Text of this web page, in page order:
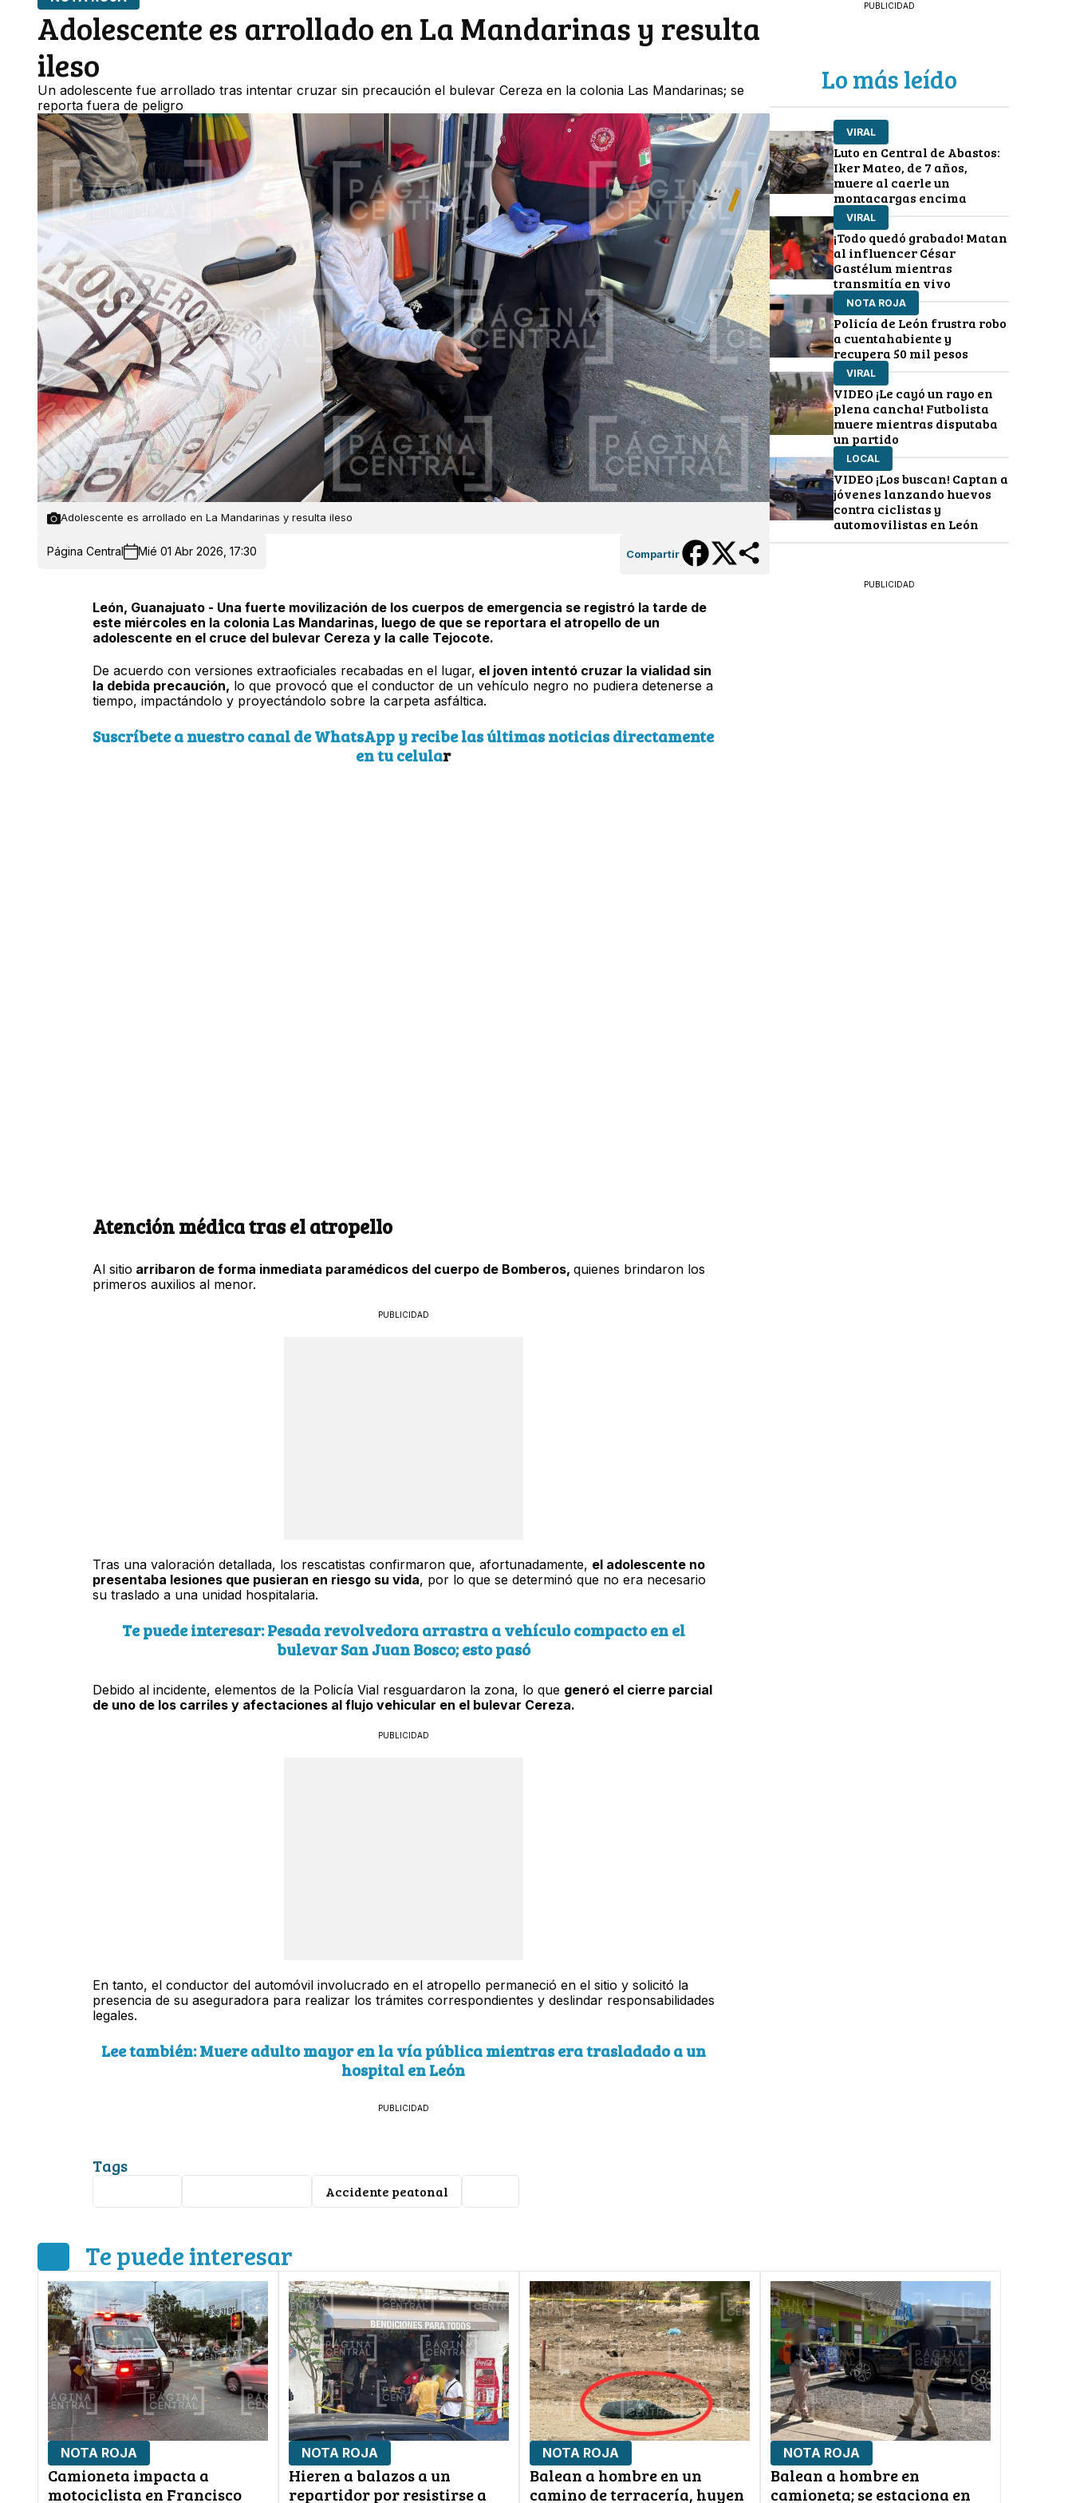
Adolescente es arrollado en La Mandarinas y resulta
ileso
Un adolescente fue arrollado tras intentar cruzar sin precaución el bulevar Cereza en la colonia Las Mandarinas; se
reporta fuera de peligro
Adolescente es arrollado en La Mandarinas y resulta ileso
Página Central Mié 01 Abr 2026, 17:30 Compartir
León, Guanajuato - Una fuerte movilización de los cuerpos de emergencia se registró la tarde de
este miércoles en la colonia Las Mandarinas, luego de que se reportara el atropello de un
adolescente en el cruce del bulevar Cereza y la calle Tejocote.
De acuerdo con versiones extraoficiales recabadas en el lugar, el joven intentó cruzar la vialidad sin
la debida precaución, lo que provocó que el conductor de un vehículo negro no pudiera detenerse a
tiempo, impactándolo y proyectándolo sobre la carpeta asfáltica.
Suscríbete a nuestro canal de WhatsApp y recibe las últimas noticias directamente
en tu celular
Atención médica tras el atropello
Al sitio arribaron de forma inmediata paramédicos del cuerpo de Bomberos, quienes brindaron los
primeros auxilios al menor.
PUBLICIDAD
Tras una valoración detallada, los rescatistas confirmaron que, afortunadamente, el adolescente no
presentaba lesiones que pusieran en riesgo su vida, por lo que se determinó que no era necesario
su traslado a una unidad hospitalaria.
Te puede interesar: Pesada revolvedora arrastra a vehículo compacto en el
bulevar San Juan Bosco; esto pasó
Debido al incidente, elementos de la Policía Vial resguardaron la zona, lo que generó el cierre parcial
de uno de los carriles y afectaciones al flujo vehicular en el bulevar Cereza.
PUBLICIDAD
En tanto, el conductor del automóvil involucrado en el atropello permaneció en el sitio y solicitó la
presencia de su aseguradora para realizar los trámites correspondientes y deslindar responsabilidades
legales.
Lee también: Muere adulto mayor en la vía pública mientras era trasladado a un
hospital en León
PUBLICIDAD
Tags
Accidente peatonal
PUBLICIDAD
Lo más leído
VIRAL
Luto en Central de Abastos:
Iker Mateo, de 7 años,
muere al caerle un
montacargas encima
VIRAL
¡Todo quedó grabado! Matan
al influencer César
Gastélum mientras
transmitía en vivo
NOTA ROJA
Policía de León frustra robo
a cuentahabiente y
recupera 50 mil pesos
VIRAL
VIDEO ¡Le cayó un rayo en
plena cancha! Futbolista
muere mientras disputaba
un partido
LOCAL
VIDEO ¡Los buscan! Captan a
jóvenes lanzando huevos
contra ciclistas y
automovilistas en León
PUBLICIDAD
Te puede interesar
NOTA ROJA
Camioneta impacta a
motociclista en Francisco
NOTA ROJA
Hieren a balazos a un
repartidor por resistirse a
NOTA ROJA
Balean a hombre en un
camino de terracería, huyen
NOTA ROJA
Balean a hombre en
camioneta; se estaciona en